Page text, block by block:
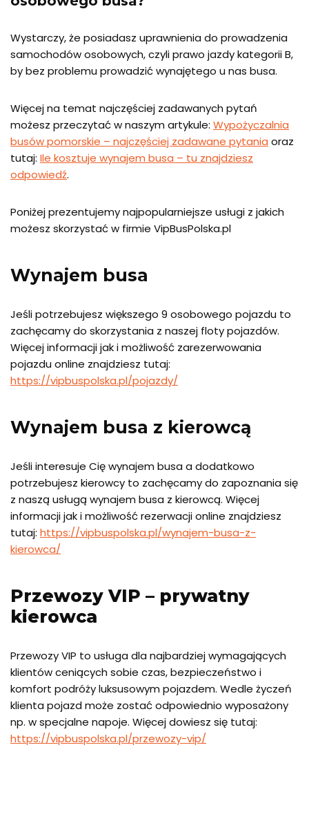
Wystarczy, że posiadasz uprawnienia do prowadzenia
samochodów osobowych, czyli prawo jazdy kategorii B,
by bez problemu prowadzić wynajętego u nas busa.
Więcej na temat najczęściej zadawanych pytań
możesz przeczytać w naszym artykule: Wypożyczalnia
busów pomorskie – najczęściej zadawane pytania oraz
tutaj: Ile kosztuje wynajem busa – tu znajdziesz
odpowiedź.
Poniżej prezentujemy najpopularniejsze usługi z jakich
możesz skorzystać w firmie VipBusPolska.pl
Wynajem busa
Jeśli potrzebujesz większego 9 osobowego pojazdu to
zachęcamy do skorzystania z naszej floty pojazdów.
Więcej informacji jak i możliwość zarezerwowania
pojazdu online znajdziesz tutaj:
https://vipbuspolska.pl/pojazdy/
Wynajem busa z kierowcą
Jeśli interesuje Cię wynajem busa a dodatkowo
potrzebujesz kierowcy to zachęcamy do zapoznania się
z naszą usługą wynajem busa z kierowcą. Więcej
informacji jak i możliwość rezerwacji online znajdziesz
tutaj: https://vipbuspolska.pl/wynajem-busa-z-
kierowca/
Przewozy VIP – prywatny
kierowca
Przewozy VIP to usługa dla najbardziej wymagających
klientów ceniących sobie czas, bezpieczeństwo i
komfort podróży luksusowym pojazdem. Wedle życzeń
klienta pojazd może zostać odpowiednio wyposażony
np. w specjalne napoje. Więcej dowiesz się tutaj:
https://vipbuspolska.pl/przewozy-vip/